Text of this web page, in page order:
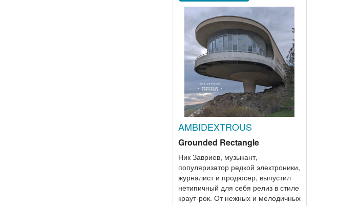
AMBIDEXTROUS
Grounded Rectangle
Ник Завриев, музыкант,
популяризатор редкой электроники,
журналист и продюсер, выпустил
нетипичный для себя релиз в стиле
краут-рок. От нежных и мелодичных